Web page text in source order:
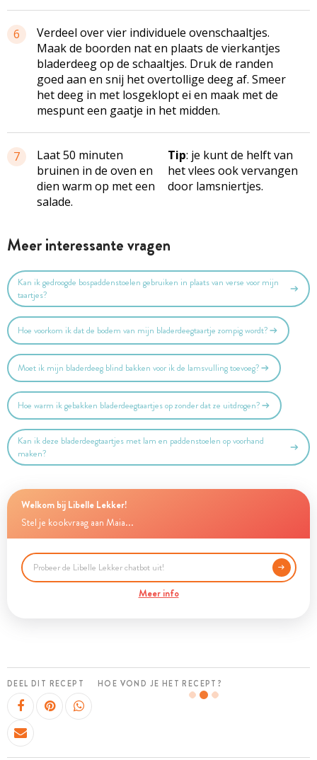
6
Verdeel over vier individuele ovenschaaltjes.
Maak de boorden nat en plaats de vierkantjes
bladerdeeg op de schaaltjes. Druk de randen
goed aan en snij het overtollige deeg af. Smeer
het deeg in met losgeklopt ei en maak met de
mespunt een gaatje in het midden.
7
Laat 50 minuten
bruinen in de oven en
dien warm op met een
salade.
Tip: je kunt de helft van
het vlees ook vervangen
door lamsniertjes.
Meer interessante vragen
Kan ik gedroogde bospaddenstoelen gebruiken in plaats van verse voor mijn
taartjes?
Hoe voorkom ik dat de bodem van mijn bladerdeegtaartje zompig wordt?
Moet ik mijn bladerdeeg blind bakken voor ik de lamsvulling toevoeg?
Hoe warm ik gebakken bladerdeegtaartjes op zonder dat ze uitdrogen?
Kan ik deze bladerdeegtaartjes met lam en paddenstoelen op voorhand
maken?
Welkom bij Libelle Lekker!
Stel je kookvraag aan Maia...
Meer info
DEEL DIT RECEPT HOE VOND JE HET RECEPT?